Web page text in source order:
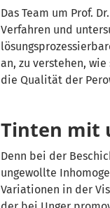
Das Team um Prof.
Verfahren und
an, zu verstehen,
die Qualität der
Tinten mit
Denn bei der
ungewollte
Variationen in der